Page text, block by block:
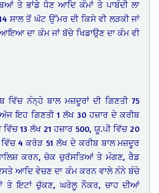
ਤੇ ਭਾਂਡੇ ਧੋਣ ਆਦਿ ਕੰਮਾਂ ਤੇ ਪਾਬੰਦੀ ਲਾ
ਸਾਲ ਤੋਂ ਘੱਟ ਉੱਮਰ ਦੀ ਕਿਸੇ ਵੀ ਲੜਕੀ ਜਾਂ
ਦਾ ਕੰਮ ਜਾਂ ਬੱਚੇ ਖਿਡਾਉਣ ਦਾ ਕੰਮ ਵੀ
ਵਿੱਚ ਨੰਨ੍ਹੇ ਬਾਲ ਮਜ਼ਦੂਰਾਂ ਦੀ ਗਿਣਤੀ 75
ਇਹ ਗਿਣਤੀ 1 ਲੱਖ 30 ਹਜ਼ਾਰ ਦੇ ਕਰੀਬ
13 ਲੱਖ 21 ਹਜ਼ਾਰ 500, ਯੂ.ਪੀ ਵਿੱਚ 20
4 ਕਰੋੜ 51 ਲੱਖ ਦੇ ਕਰੀਬ ਬਾਲ ਮਜ਼ਦੂਰ
ਕਰਨ, ਚੋਕ ਚੁਰੱਸਤਿਆਂ ਤੇ ਮੰਗਣ, ਰੈਡ
ਆਦਿ ਵੇਚਣ ਦਾ ਕੰਮ ਕਰਨ ਵਾਲੇ ਨੰਨੇ ਬੰਚੇ
ਤੇ ਇਟਾਂ ਚੁੱਕਣ, ਘਰੇਲੂ ਨੌਕਰ, ਚਾਹ ਦੀਆਂ